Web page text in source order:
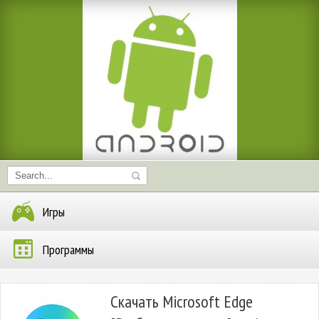
Игры
Программы
Скачать Microsoft Edge